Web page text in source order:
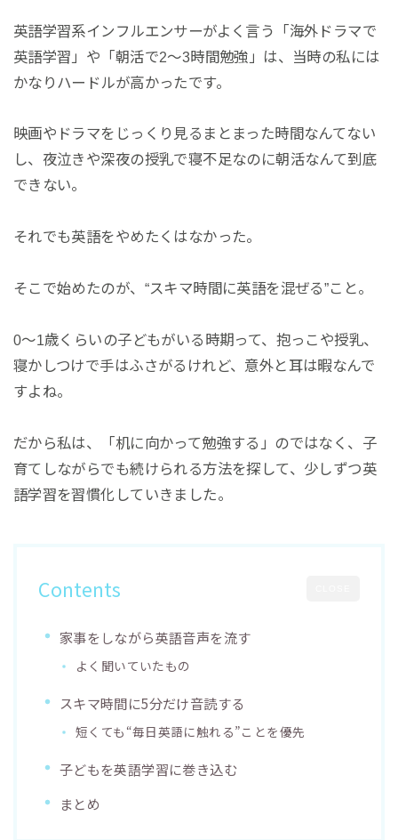
英語学習系インフルエンサーがよく言う「海外ドラマで
英語学習」や「朝活で2〜3時間勉強」は、当時の私には
かなりハードルが高かったです。
映画やドラマをじっくり見るまとまった時間なんてない
し、夜泣きや深夜の授乳で寝不足なのに朝活なんて到底
できない。
それでも英語をやめたくはなかった。
そこで始めたのが、“スキマ時間に英語を混ぜる”こと。
0〜1歳くらいの子どもがいる時期って、抱っこや授乳、
寝かしつけで手はふさがるけれど、意外と耳は暇なんで
すよね。
だから私は、「机に向かって勉強する」のではなく、子
育てしながらでも続けられる方法を探して、少しずつ英
語学習を習慣化していきました。
Contents
家事をしながら英語音声を流す
よく聞いていたもの
スキマ時間に5分だけ音読する
短くても“毎日英語に触れる”ことを優先
子どもを英語学習に巻き込む
まとめ